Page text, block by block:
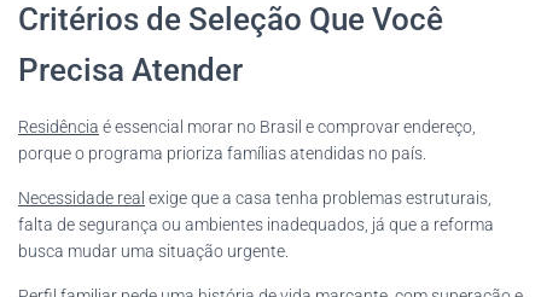
Critérios de Seleção Que Você
Precisa Atender
Residência é essencial morar no Brasil e comprovar endereço,
porque o programa prioriza famílias atendidas no país.
Necessidade real exige que a casa tenha problemas estruturais,
falta de segurança ou ambientes inadequados, já que a reforma
busca mudar uma situação urgente.